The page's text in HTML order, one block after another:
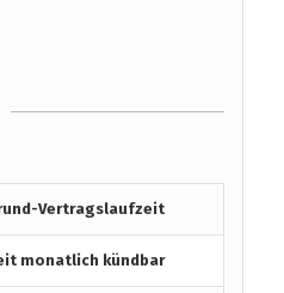
Vertragslaufzeit
monatlich kündbar